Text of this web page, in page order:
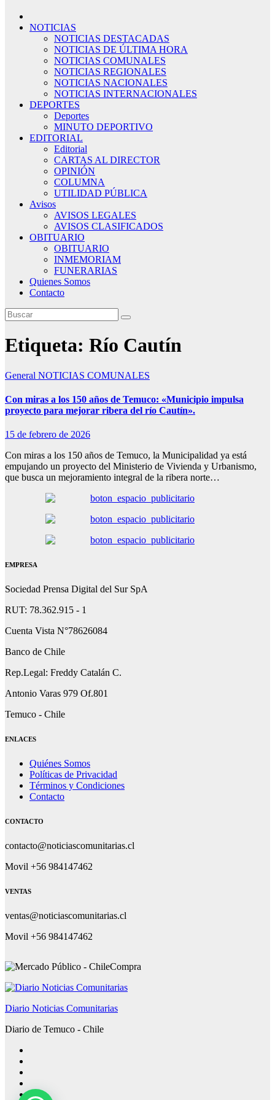
NOTICIAS
NOTICIAS DESTACADAS
NOTICIAS DE ÚLTIMA HORA
NOTICIAS COMUNALES
NOTICIAS REGIONALES
NOTICIAS NACIONALES
NOTICIAS INTERNACIONALES
DEPORTES
Deportes
MINUTO DEPORTIVO
EDITORIAL
Editorial
CARTAS AL DIRECTOR
OPINIÓN
COLUMNA
UTILIDAD PÚBLICA
Avisos
AVISOS LEGALES
AVISOS CLASIFICADOS
OBITUARIO
OBITUARIO
INMEMORIAM
FUNERARIAS
Quienes Somos
Contacto
Etiqueta: Río Cautín
General NOTICIAS COMUNALES
Con miras a los 150 años de Temuco: «Municipio impulsa
proyecto para mejorar ribera del río Cautín».
15 de febrero de 2026
Con miras a los 150 años de Temuco, la Municipalidad ya está
empujando un proyecto del Ministerio de Vivienda y Urbanismo,
que busca un mejoramiento integral de la ribera norte…
EMPRESA
Sociedad Prensa Digital del Sur SpA
RUT: 78.362.915 - 1
Cuenta Vista N°78626084
Banco de Chile
Rep.Legal: Freddy Catalán C.
Antonio Varas 979 Of.801
Temuco - Chile
ENLACES
Quiénes Somos
Políticas de Privacidad
Términos y Condiciones
Contacto
CONTACTO
contacto@noticiascomunitarias.cl
Movil +56 984147462
VENTAS
ventas@noticiascomunitarias.cl
Movil +56 984147462
Diario Noticias Comunitarias
Diario de Temuco - Chile